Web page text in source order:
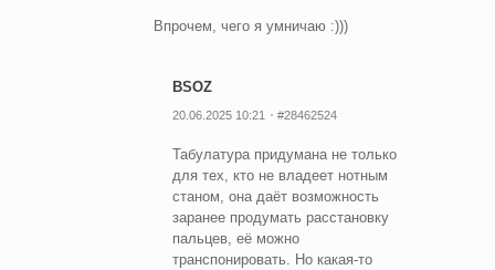
Впрочем, чего я умничаю :)))
BSOZ
20.06.2025 10:21 #28462524
Табулатура придумана не только
для тех, кто не владеет нотным
станом, она даёт возможность
заранее продумать расстановку
пальцев, её можно
транспонировать. Но какая-то